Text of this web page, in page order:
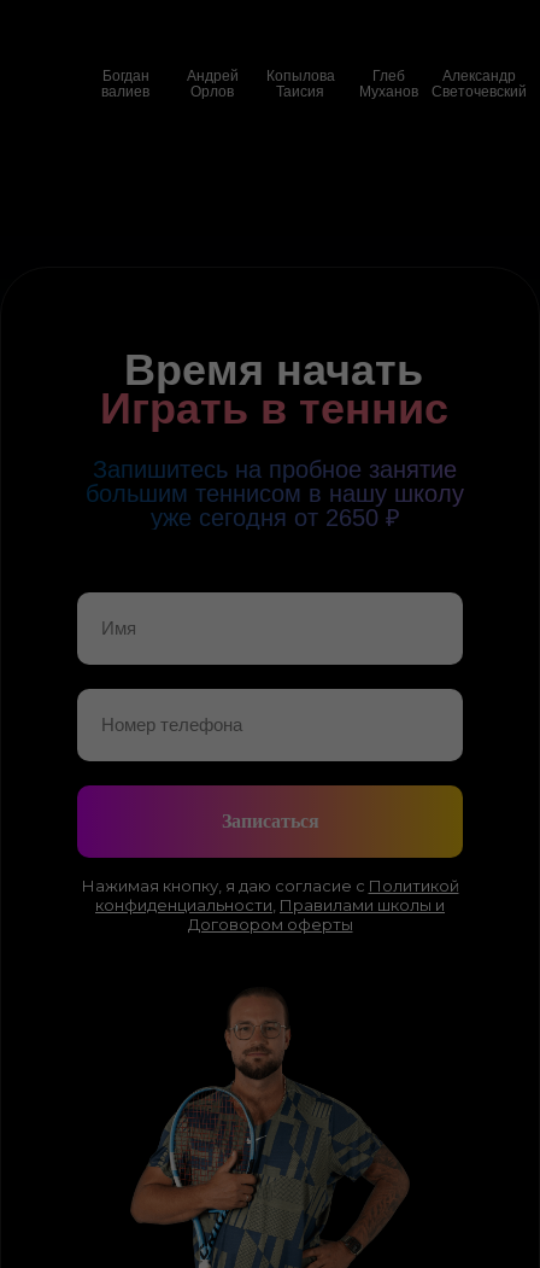
Богдан
валиев
Копылова
Таисия
Глеб
Муханов
Александр
Светочевский
Андрей
Орлов
Запишитесь на пробное занятие
большим теннисом в нашу школу
уже сегодня от 2650 ₽
Время начать
Играть в теннис
Записаться
Нажимая кнопку, я даю согласие с Политикой
конфиденциальности Правилами школы и
Договором оферты